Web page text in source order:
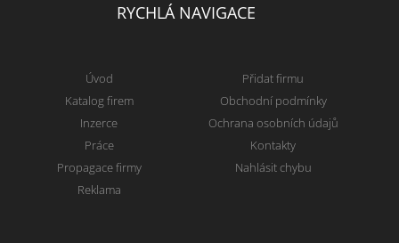
RYCHLÁ NAVIGACE
Úvod
Katalog firem
Inzerce
Práce
Propagace firmy
Reklama
Přidat firmu
Obchodní podmínky
Ochrana osobních údajů
Kontakty
Nahlásit chybu